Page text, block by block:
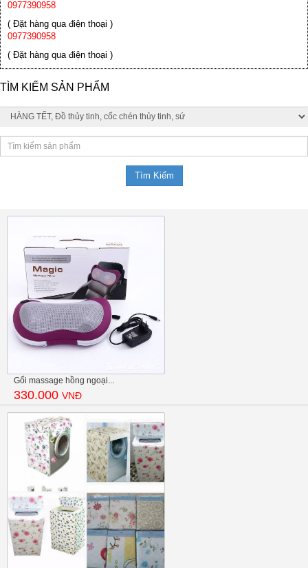
0977390958
( Đặt hàng qua điện thoại )
0977390958
( Đặt hàng qua điện thoại )
TÌM KIẾM SẢN PHẨM
Gối massage hồng ngoại...
330.000 VNĐ